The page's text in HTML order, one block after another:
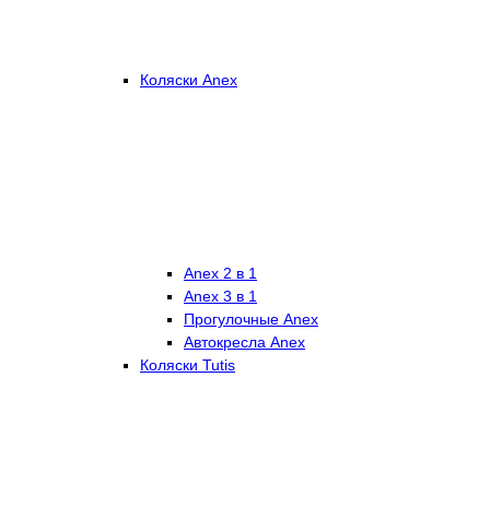
Коляски Anex
Anex 2 в 1
Anex 3 в 1
Прогулочные Anex
Автокресла Anex
Коляски Tutis